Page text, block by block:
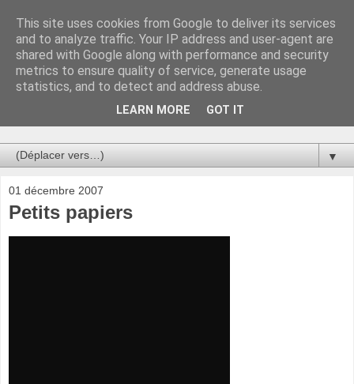
Au bistro !
La connerie étant le seul chemin susceptible de nous faire
entrevoir une parcelle de vérité, utilisons la par des moyens
de communication efficaces. Le temps qu'on remplisse nos
▼
01 décembre 2007
Petits papiers
This site uses cookies from Google to deliver its services
and to analyze traffic. Your IP address and user-agent are
shared with Google along with performance and security
metrics to ensure quality of service, generate usage
statistics, and to detect and address abuse.
LEARN MORE GOT IT